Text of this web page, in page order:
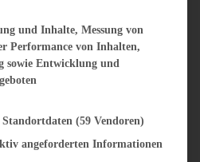
VORSPEISEN
SÜSS & HERZHAFT
BROTAUFSTRICH
SAUCEN, CHUTNEYS
KÜCHENGESCHENKE
und Inhalte, Messung von
Performance von Inhalten,
sowie Entwicklung und
Standortdaten (59 Vendoren)
angeforderten Informationen